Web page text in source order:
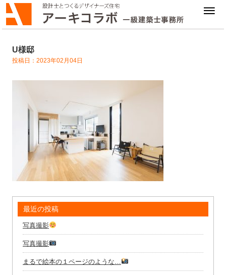
U様邸
投稿日：2023年02月04日
最近の投稿
写真撮影
写真撮影
まるで絵本の１ページのような…